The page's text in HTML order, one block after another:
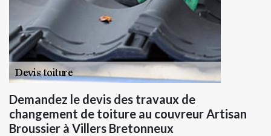
Demandez le devis des travaux de
changement de toiture au couvreur Artisan
Broussier à Villers Bretonneux